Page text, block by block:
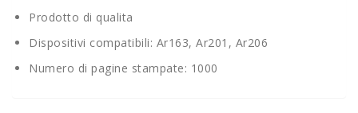
Prodotto di qualita
Dispositivi compatibili: Ar163, Ar201, Ar206
Numero di pagine stampate: 1000